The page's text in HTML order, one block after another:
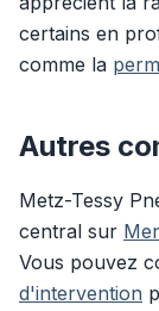
certains en
comme la
Autres
Metz-Tessy
central sur
Vous pouvez
d'intervention